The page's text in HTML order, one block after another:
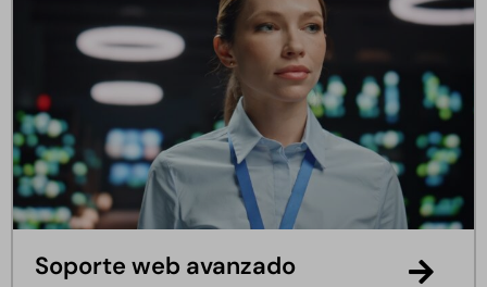
Soporte web avanzado